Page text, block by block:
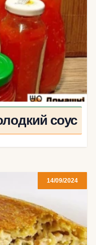
соус
14/09/2024